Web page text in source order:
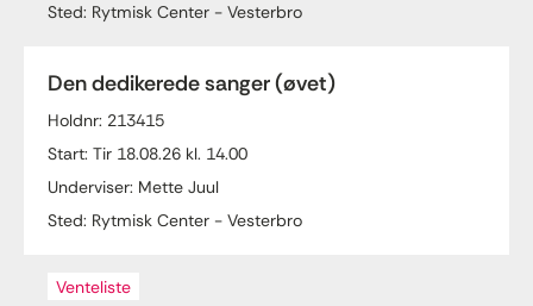
Sted: Rytmisk Center - Vesterbro
Den dedikerede sanger (øvet)
Holdnr: 213415
Start: Tir 18.08.26 kl. 14.00
Underviser: Mette Juul
Sted: Rytmisk Center - Vesterbro
Venteliste